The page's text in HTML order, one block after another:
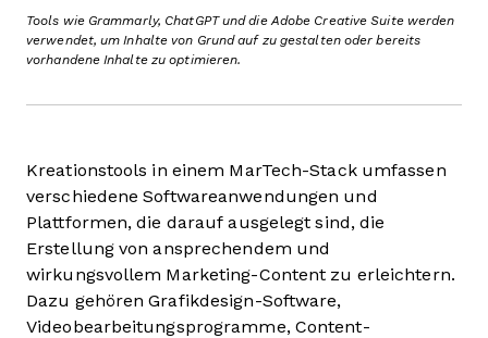
Tools wie Grammarly, ChatGPT und die Adobe Creative Suite werden
verwendet, um Inhalte von Grund auf zu gestalten oder bereits
vorhandene Inhalte zu optimieren.
Kreationstools in einem MarTech-Stack umfassen
verschiedene Softwareanwendungen und
Plattformen, die darauf ausgelegt sind, die
Erstellung von ansprechendem und
wirkungsvollem Marketing-Content zu erleichtern.
Dazu gehören Grafikdesign-Software,
Videobearbeitungsprogramme, Content-